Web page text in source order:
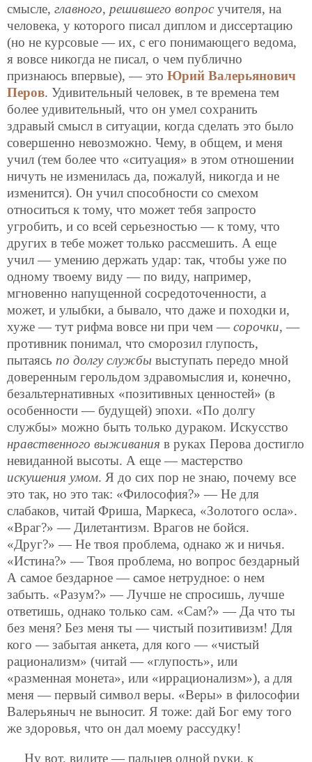
смысле, главного, решившего вопрос учителя, на
человека, у которого писал диплом и диссертацию
(но не курсовые — их, с его понимающего ведома,
я вовсе никогда не писал, о чем публично
признаюсь впервые), — это Юрий Валерьянович
Перов. Удивительный человек, в те времена тем
более удивительный, что он умел сохранить
здравый смысл в ситуации, когда сделать это было
совершенно невозможно. Чему, в общем, и меня
учил (тем более что «ситуация» в этом отношении
ничуть не изменилась да, пожалуй, никогда и не
изменится). Он учил способности со смехом
относиться к тому, что может тебя запросто
угробить, и со всей серьезностью — к тому, что
других в тебе может только рассмешить. А еще
учил — умению держать удар: так, чтобы уже по
одному твоему виду — по виду, например,
мгновенно напущенной сосредоточенности, а
может, и улыбки, а бывало, что даже и походки и,
хуже — тут рифма вовсе ни при чем — сорочки, —
противник понимал, что сморозил глупость,
пытаясь по долгу службы выступать передо мной
доверенным герольдом здравомыслия и, конечно,
безальтернативных «позитивных ценностей» (в
особенности — будущей) эпохи. «По долгу
службы» можно быть только дураком. Искусство
нравственного выживания в руках Перова достигло
невиданной высоты. А еще — мастерство
искушения умом. Я до сих пор не знаю, почему все
это так, но это так: «Философия?» — Не для
слабаков, читай Фриша, Маркеса, «Золотого осла».
«Враг?» — Дилетантизм. Врагов не бойся.
«Друг?» — Не твоя проблема, однако ж и ничья.
«Истина?» — Твоя проблема, но вопрос бездарный
А самое бездарное — самое нетрудное: о нем
забыть. «Разум?» — Лучше не спросишь, лучше
ответишь, однако только сам. «Сам?» — Да что ты
без меня? Без меня ты — чистый позитивизм! Для
кого — забытая анкета, для кого — «чистый
рационализм» (читай — «глупость», или
«разменная монета», или «иррационализм»), а для
меня — первый символ веры. «Веры» в философии
Валерьяныч не выносит. Я тоже: дай Бог ему того
же здоровья, что он дал моему рассудку!
Ну вот, видите — пальцев одной руки, к